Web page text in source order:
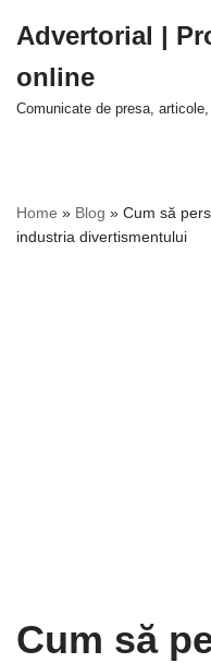
la
conținut
Advertorial |
online
Comunicate de presa,
Home » Blog » Cum să
industria divertismentului
Cum să